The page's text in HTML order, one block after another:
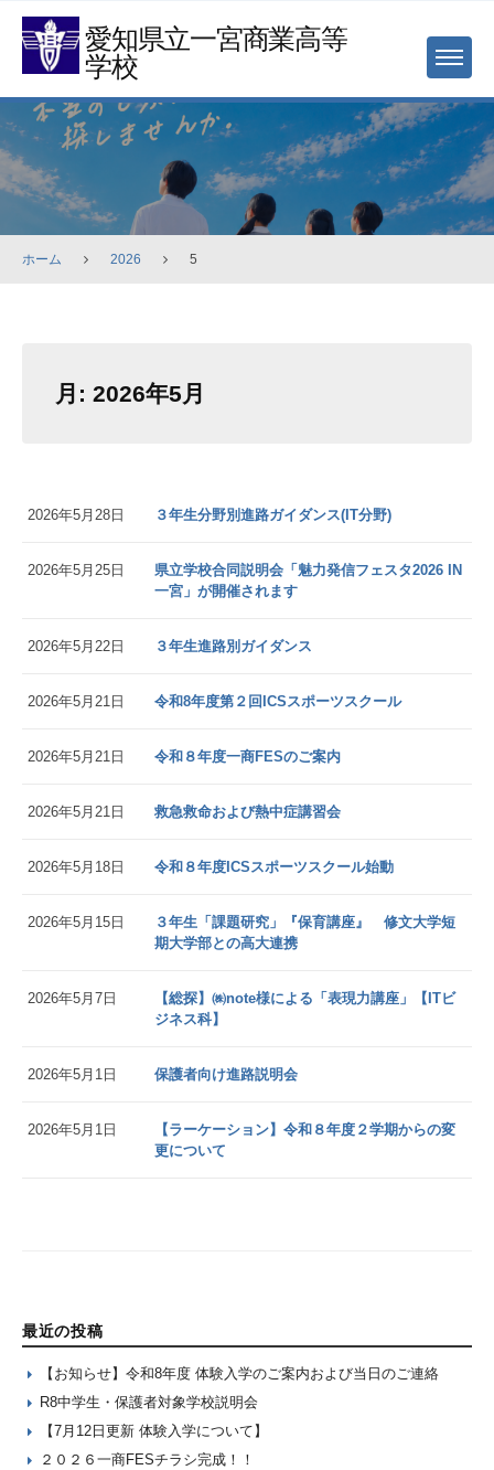
Skip
content
愛知県立一宮商業高等
学校
MENU
ホーム 2026 5
月: 2026年5月
2026年5月28日 ３年生分野別進路ガイダンス(IT分野)
2026年5月25日
県立学校合同説明会「魅力発信フェスタ2026 IN
一宮」が開催されます
2026年5月22日 ３年生進路別ガイダンス
2026年5月21日 令和8年度第２回ICSスポーツスクール
2026年5月21日 令和８年度一商FESのご案内
2026年5月21日 救急救命および熱中症講習会
2026年5月18日 令和８年度ICSスポーツスクール始動
2026年5月15日
３年生「課題研究」『保育講座』 修文大学短
期大学部との高大連携
2026年5月7日
【総探】㈱note様による「表現力講座」【ITビ
ジネス科】
2026年5月1日 保護者向け進路説明会
2026年5月1日
【ラーケーション】令和８年度２学期からの変
更について
最近の投稿
【お知らせ】令和8年度 体験入学のご案内および当日のご連絡
R8中学生・保護者対象学校説明会
【7月12日更新 体験入学について】
２０２６一商FESチラシ完成！！